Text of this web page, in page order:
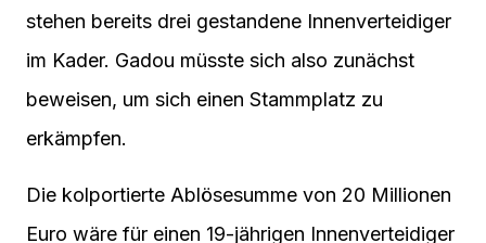
stehen bereits drei gestandene Innenverteidiger
im Kader. Gadou müsste sich also zunächst
beweisen, um sich einen Stammplatz zu
erkämpfen.
Die kolportierte Ablösesumme von 20 Millionen
Euro wäre für einen 19-jährigen Innenverteidiger